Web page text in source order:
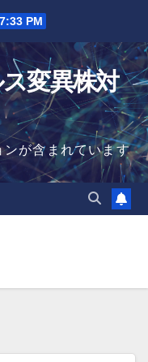
PM
変異株対
が含まれています